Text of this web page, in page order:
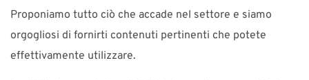
France España Ireland Ísland Nederland
Norge
Suomi
Sverige UK
Proponiamo tutto ciò che accade nel settore e siamo
orgogliosi di fornirti contenuti pertinenti che potete
effettivamente utilizzare.